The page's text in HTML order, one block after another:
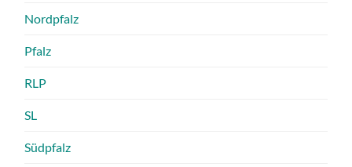
Nordpfalz
Pfalz
RLP
SL
Südpfalz